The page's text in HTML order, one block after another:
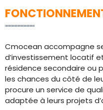
Cmocean accompagne
d’investissement locatif
résidence secondaire ou
les chances du côté de
procure un service de
adaptée à leurs projets